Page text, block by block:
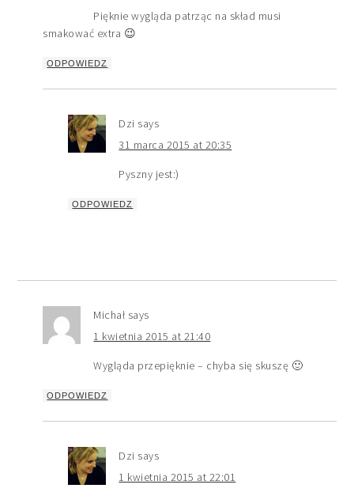
Pięknie wygląda patrząc na skład musi
smakować extra 😉
ODPOWIEDZ
Dzi says
31 marca 2015 at 20:35
Pyszny jest:)
ODPOWIEDZ
Michał says
1 kwietnia 2015 at 21:40
Wygląda przepięknie – chyba się skuszę 🙂
ODPOWIEDZ
Dzi says
1 kwietnia 2015 at 22:01